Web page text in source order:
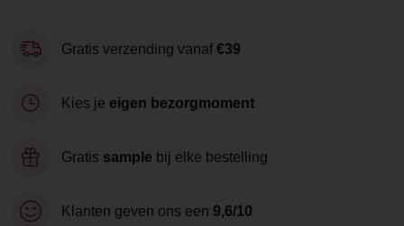
Gratis verzending vanaf €39
Kies je eigen bezorgmoment
Gratis sample bij elke bestelling
Klanten geven ons een 9,6/10